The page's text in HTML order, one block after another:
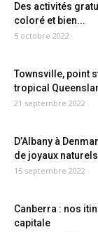
Des activités
coloré et bien...
5 octobre 2022
Townsville, point
tropical
21 septembre 2022
D’Albany à
de joyaux naturels
15 septembre 2022
Canberra : nos
capitale